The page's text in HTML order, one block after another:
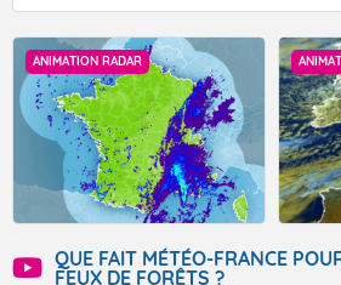
ANIMATION RADAR
QUE FAIT MÉTÉO-FRANCE
FEUX DE FORÊTS ?